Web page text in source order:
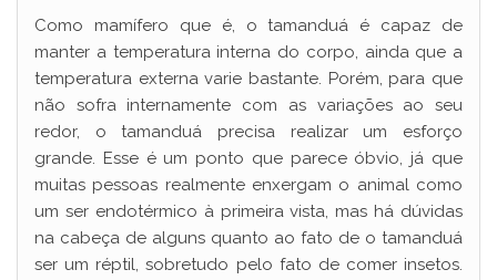
Como mamífero que é, o tamanduá é capaz de
manter a temperatura interna do corpo, ainda que a
temperatura externa varie bastante. Porém, para que
não sofra internamente com as variações ao seu
redor, o tamanduá precisa realizar um esforço
grande. Esse é um ponto que parece óbvio, já que
muitas pessoas realmente enxergam o animal como
um ser endotérmico à primeira vista, mas há dúvidas
na cabeça de alguns quanto ao fato de o tamanduá
ser um réptil, sobretudo pelo fato de comer insetos.